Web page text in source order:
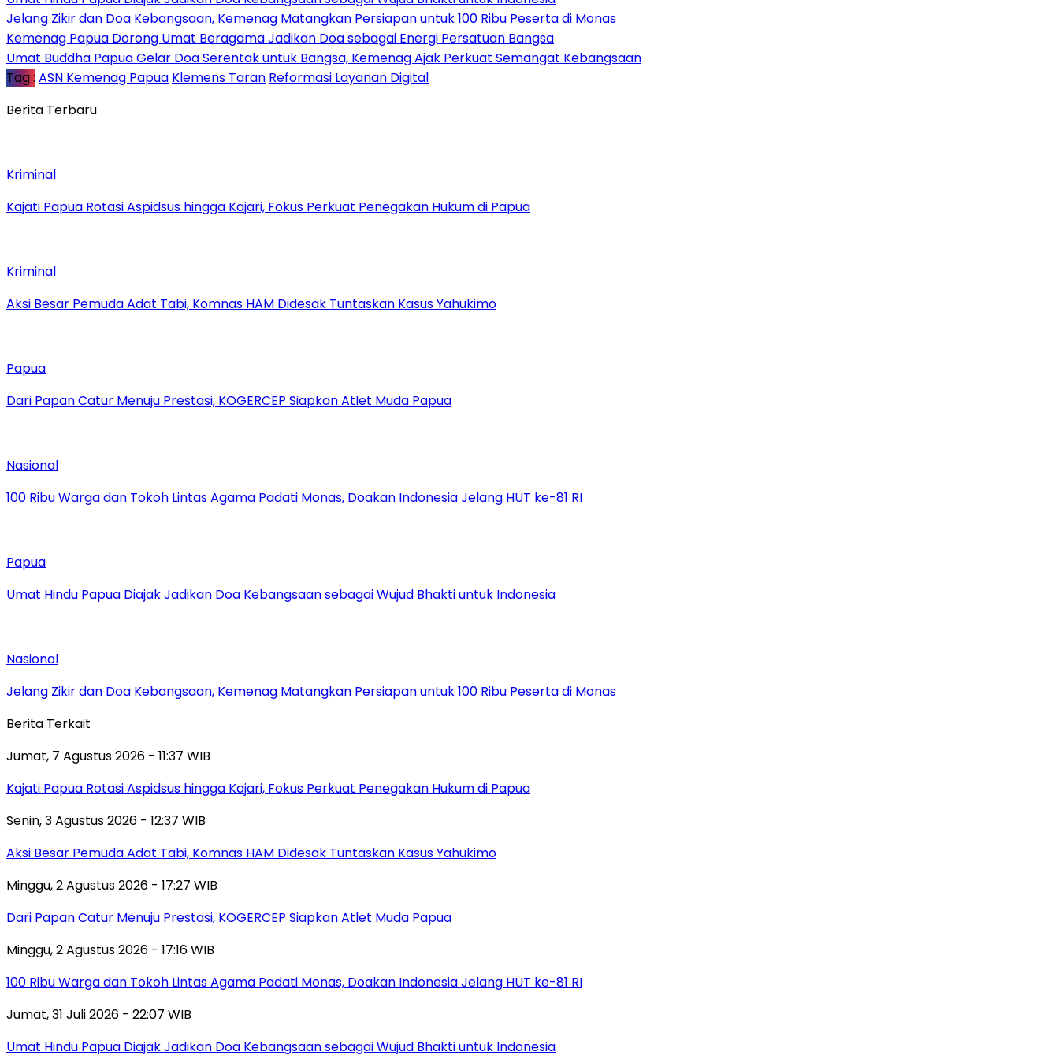
Jelang Zikir dan Doa Kebangsaan, Kemenag Matangkan Persiapan untuk 100 Ribu Peserta di Monas
Kemenag Papua Dorong Umat Beragama Jadikan Doa sebagai Energi Persatuan Bangsa
Umat Buddha Papua Gelar Doa Serentak untuk Bangsa, Kemenag Ajak Perkuat Semangat Kebangsaan
Tag : ASN Kemenag Papua Klemens Taran Reformasi Layanan Digital
Berita Terbaru
Kriminal
Kajati Papua Rotasi Aspidsus hingga Kajari, Fokus Perkuat Penegakan Hukum di Papua
Kriminal
Aksi Besar Pemuda Adat Tabi, Komnas HAM Didesak Tuntaskan Kasus Yahukimo
Papua
Dari Papan Catur Menuju Prestasi, KOGERCEP Siapkan Atlet Muda Papua
Nasional
100 Ribu Warga dan Tokoh Lintas Agama Padati Monas, Doakan Indonesia Jelang HUT ke-81 RI
Papua
Umat Hindu Papua Diajak Jadikan Doa Kebangsaan sebagai Wujud Bhakti untuk Indonesia
Nasional
Jelang Zikir dan Doa Kebangsaan, Kemenag Matangkan Persiapan untuk 100 Ribu Peserta di Monas
Berita Terkait
Jumat, 7 Agustus 2026 - 11:37 WIB
Kajati Papua Rotasi Aspidsus hingga Kajari, Fokus Perkuat Penegakan Hukum di Papua
Senin, 3 Agustus 2026 - 12:37 WIB
Aksi Besar Pemuda Adat Tabi, Komnas HAM Didesak Tuntaskan Kasus Yahukimo
Minggu, 2 Agustus 2026 - 17:27 WIB
Dari Papan Catur Menuju Prestasi, KOGERCEP Siapkan Atlet Muda Papua
Minggu, 2 Agustus 2026 - 17:16 WIB
100 Ribu Warga dan Tokoh Lintas Agama Padati Monas, Doakan Indonesia Jelang HUT ke-81 RI
Jumat, 31 Juli 2026 - 22:07 WIB
Umat Hindu Papua Diajak Jadikan Doa Kebangsaan sebagai Wujud Bhakti untuk Indonesia